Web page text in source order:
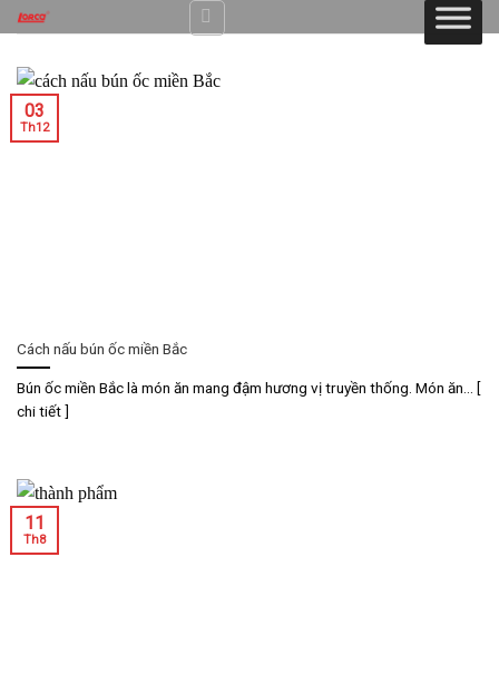
Skip
to
content
Cách nấu bún ốc miền Bắc
Bún ốc miền Bắc là món ăn mang đậm hương vị truyền thống. Món ăn... [
chi tiết ]
03
Th12
11
Th8